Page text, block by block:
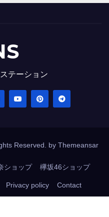
テーション
Reserved. by Themeansar
ショップ 欅坂46ショップ
Privacy policy Contact